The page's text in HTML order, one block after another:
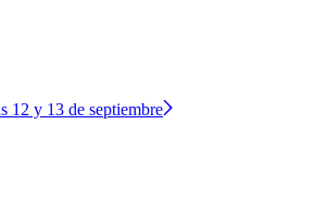
12 y 13 de septiembre